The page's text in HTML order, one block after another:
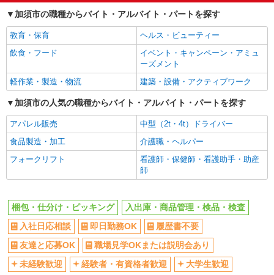
手のひらサイズ中心◎数える・詰めるだけの超
かんたん作業
時給1320円（就業先により異なる）
埼玉県加須市
キープ 詳細を見る
派遣社員
株式会社バイトレ（ADM814685）
インスタント食品のアソート業務
時給1339円
埼玉県加須市
アルバイト パート
株式会社バイトレ（ADM808987）
未経験9割！説明通りにやるだけのシンプル軽
作業
同じ特徴から加須駅の求人を探す
入社日応相談
即日勤務OK
履歴書不要
友達と応募OK
未経験歓迎
経験者・有資格者歓迎
大学生歓迎
新卒・第二新卒歓迎
女性活躍中
主婦・主夫歓迎
フリーター歓迎
学歴不問
ブランクOK
ミドル（40代～）活躍中
エルダー（50代～）活躍中
日払い
時間固定シフト制
服装自由
髪型・髪色自由
ピアスOK
禁煙・分煙
車通勤OK
バイク通勤OK
自転車通勤OK
加須市の職種からバイト・アルバイト・パートを探す
教育・保育
ヘルス・ビューティー
飲食・フード
イベント・キャンペーン・アミュ
ーズメント
軽作業・製造・物流
建築・設備・アクティブワーク
加須市の人気の職種からバイト・アルバイト・パートを探す
アパレル販売
中型（2t・4t）ドライバー
食品製造・加工
介護職・ヘルパー
フォークリフト
看護師・保健師・看護助手・助産
師
梱包・仕分け・ピッキング
入出庫・商品管理・検品・検査
入社日応相談
即日勤務OK
履歴書不要
友達と応募OK
職場見学OKまたは説明会あり
未経験歓迎
経験者・有資格者歓迎
大学生歓迎